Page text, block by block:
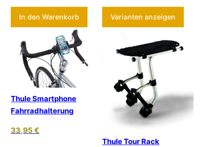
In den Warenkorb Varianten anzeigen
Thule Smartphone
Fahrradhalterung
33,95€
Thule Tour Rack